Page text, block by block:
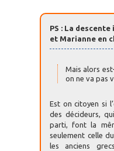
PS : La
et Marianne en
Mais alors
on ne va pas
Est on citoyen si
des décideurs,
parti, font la
seulement celle
les anciens